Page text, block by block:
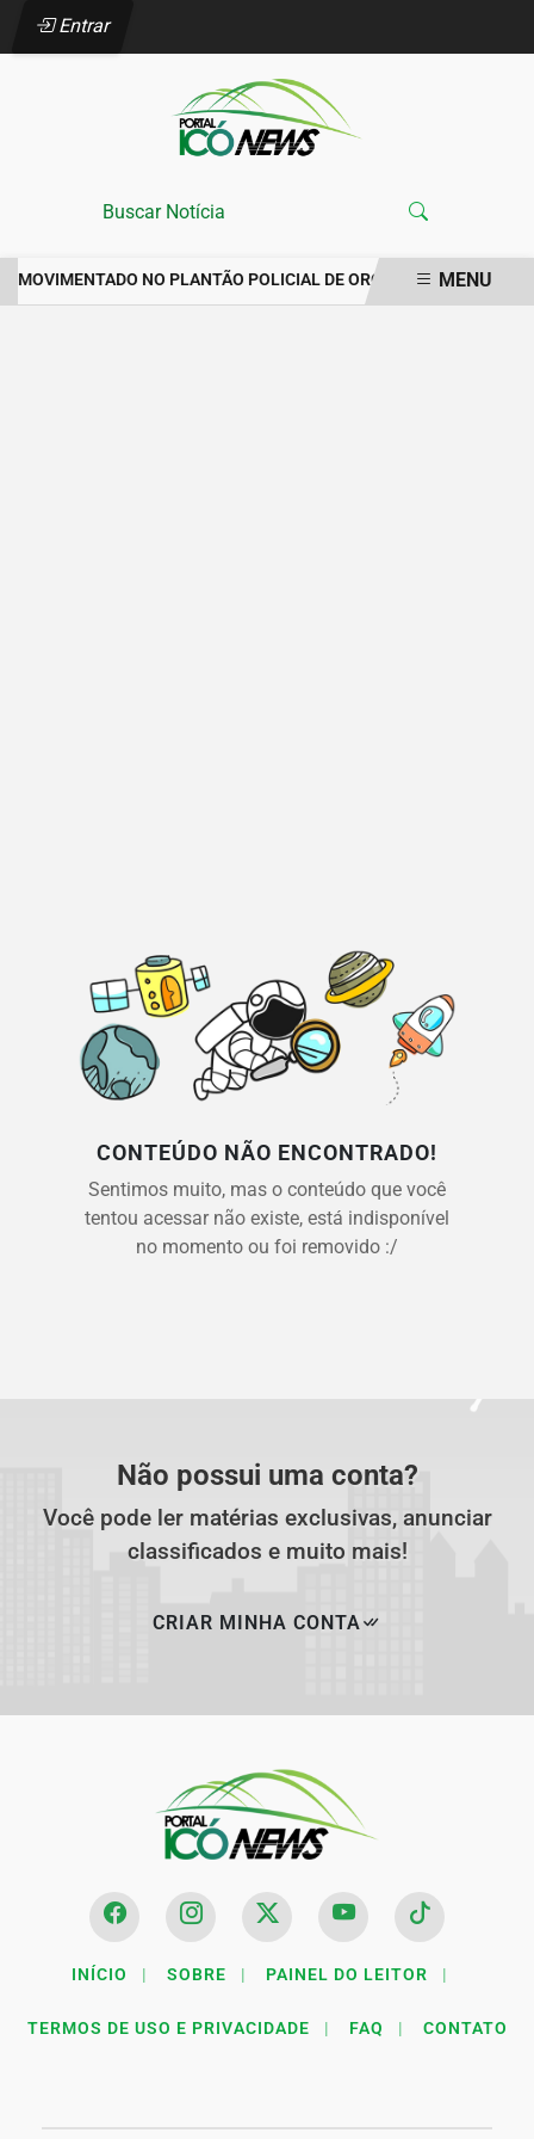
Entrar
MOVIMENTADO NO PLANTÃO POLICIAL DE ORÓS REGISTRA
MENU
CONTEÚDO NÃO ENCONTRADO!
Sentimos muito, mas o conteúdo que você
tentou acessar não existe, está indisponível
no momento ou foi removido :/
Não possui uma conta?
Você pode ler matérias exclusivas, anunciar
classificados e muito mais!
CRIAR MINHA CONTA
INÍCIO | SOBRE | PAINEL DO LEITOR |
TERMOS DE USO E PRIVACIDADE | FAQ | CONTATO